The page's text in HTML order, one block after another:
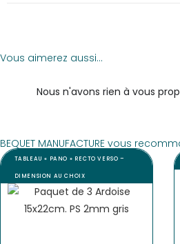
Vous aimerez aussi...
Nous n'avons rien à vous
BEQUET MANUFACTURE vous
TABLEAU « PANO » RECTO VERSO –
DIMENSION AU CHOIX